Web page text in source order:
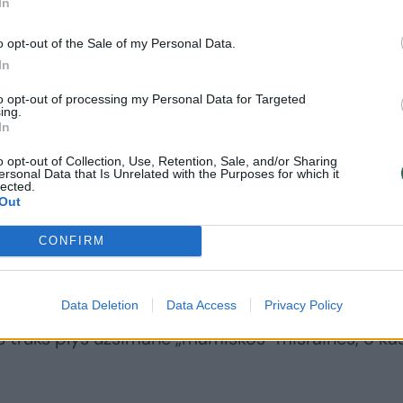
opt-out of the Sale of my Personal Data.
opt-out of processing my Personal Data for Targeted
opt-out of Collection, Use, Retention, Sale, and/or Sharing
Data that Is Unrelated with the Purposes for which it
CONFIRM
Data Deletion Data Access Privacy Policy
nevirtą buroką?“– stebiuosi.
pasakys receptą. Jai kažkaip greit išeidavo,
mane, marčią, su idealiąja anyta.
mišraine mamelė savo lepūnėlį šėrė, kad net
trūks plyš užsimanė „mamiškos“ mišrainės, o